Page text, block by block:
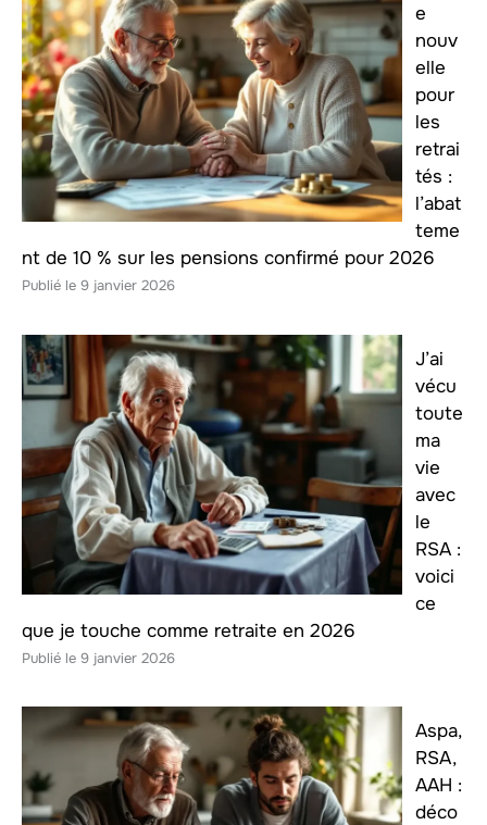
e
nouv
elle
pour
les
retrai
tés :
l’abat
teme
nt de 10 % sur les pensions confirmé pour 2026
9 janvier 2026
J’ai
vécu
toute
ma
vie
avec
le
RSA :
voici
ce
que je touche comme retraite en 2026
9 janvier 2026
Aspa,
RSA,
AAH :
déco